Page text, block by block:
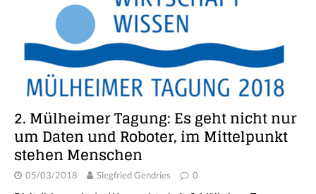
2. Mülheimer Tagung: Es geht nicht nur
um Daten und Roboter, im Mittelpunkt
stehen Menschen
05/03/2018 Siegfried Gendries 0